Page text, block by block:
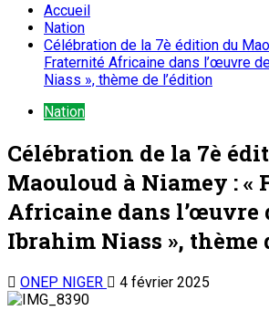
Accueil
Nation
Célébration de la 7è édition du
Fraternité Africaine dans l’œuvre
Niass », thème de l’édition
Nation
Célébration de la 7è
Maouloud à Niamey : «
Africaine dans l’œuvre
Ibrahim Niass », thème
ONEP NIGER 4 février 2025